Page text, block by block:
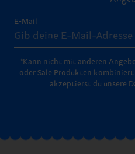
E-Mail
*Kann nicht mit anderen
oder Sale Produkten
akzeptierst du unsere